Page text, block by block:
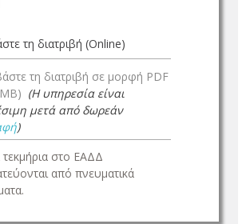
τη διατριβή (Online)
τη διατριβή σε μορφή PDF
(Η υπηρεσία είναι
μετά από δωρεάν
)
στο ΕΑΔΔ
από πνευματικά